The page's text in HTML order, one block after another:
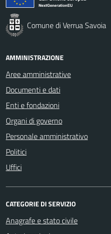
Comune di Verrua Savoia
AMMINISTRAZIONE
Aree amministrative
Documenti e dati
Enti e fondazioni
Organi di governo
Personale amministrativo
Politici
Uffici
CATEGORIE DI SERVIZIO
Anagrafe e stato civile